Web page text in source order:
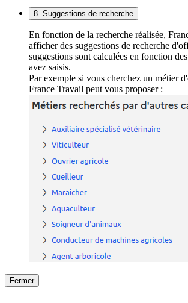
8. Suggestions de recherche
En fonction de la recherche réalisée,
afficher des suggestions de recherche
suggestions sont calculées en fonction
avez saisis.
Par exemple si vous cherchez un métier
France Travail peut vous proposer :
Fermer